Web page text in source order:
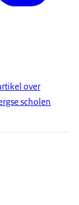
over
scholen